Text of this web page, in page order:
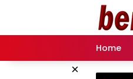
Home
×